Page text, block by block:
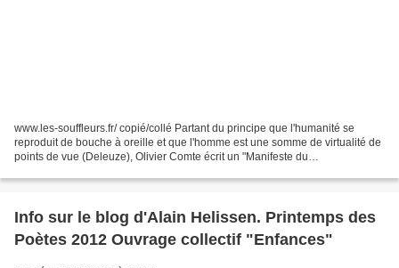
www.les-souffleurs.fr/ copié/collé Partant du principe que l'humanité se
reproduit de bouche à oreille et que l'homme est une somme de virtualité de
points de vue (Deleuze), Olivier Comte écrit un "Manifeste du
Info sur le blog d'Alain Helissen. Printemps des
Poètes 2012 Ouvrage collectif "Enfances"